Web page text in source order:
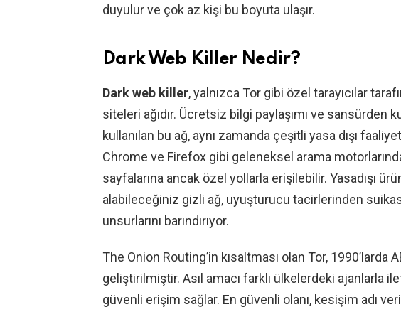
duyulur ve çok az kişi bu boyuta ulaşır.
Dark Web Killer Nedir?
Dark web killer, yalnızca Tor gibi özel tarayıcılar
siteleri ağıdır. Ücretsiz bilgi paylaşımı ve sansürden
kullanılan bu ağ, aynı zamanda çeşitli yasa dışı
Chrome ve Firefox gibi geleneksel arama
sayfalarına ancak özel yollarla erişilebilir. Yasadışı
alabileceğiniz gizli ağ, uyuşturucu tacirlerinden
unsurlarını barındırıyor.
The Onion Routing’in kısaltması olan Tor, 1990’larda
geliştirilmiştir. Asıl amacı farklı ülkelerdeki ajanlarla
güvenli erişim sağlar. En güvenli olanı, kesişim adı